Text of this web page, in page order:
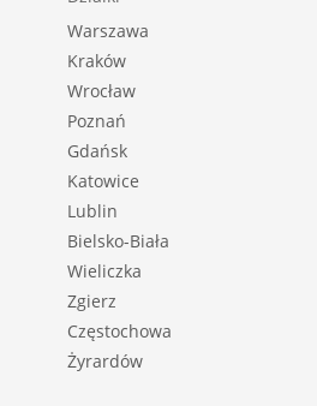
Warszawa
Kraków
Wrocław
Poznań
Gdańsk
Katowice
Lublin
Bielsko-Biała
Wieliczka
Zgierz
Częstochowa
Żyrardów